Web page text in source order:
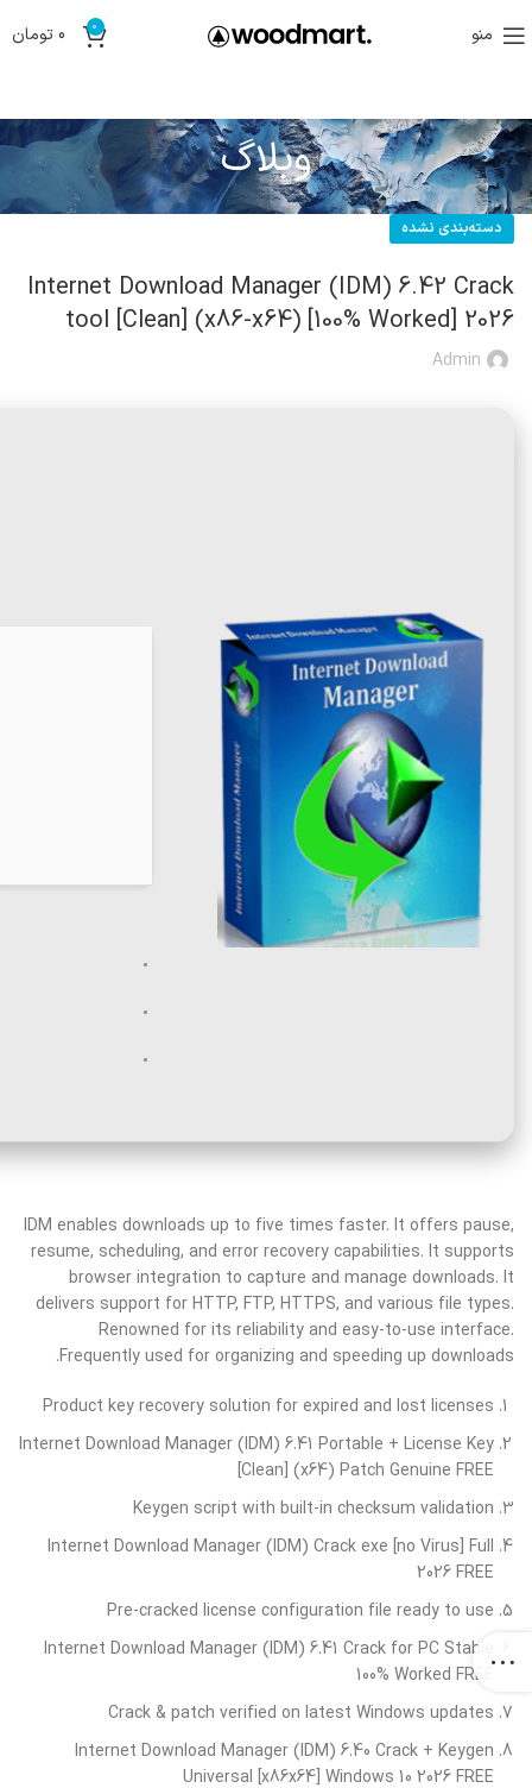
منو 0
0تومان
وبلاگ
دسته‌بندی نشده
Internet Download Manager (IDM) 6.42 Crack
tool [Clean] (x86-x64) [100% Worked] 2026
Admin
IDM enables downloads up to five times faster. It offers pause,
resume, scheduling, and error recovery capabilities. It supports
browser integration to capture and manage downloads. It
delivers support for HTTP, FTP, HTTPS, and various file types.
Renowned for its reliability and easy-to-use interface.
Frequently used for organizing and speeding up downloads.
Product key recovery solution for expired and lost licenses
Internet Download Manager (IDM) 6.41 Portable + License Key
[Clean] (x64) Patch Genuine FREE
Keygen script with built-in checksum validation
Internet Download Manager (IDM) Crack exe [no Virus] Full
2026 FREE
Pre-cracked license configuration file ready to use
Internet Download Manager (IDM) 6.41 Crack for PC Stable
100% Worked FREE
Crack & patch verified on latest Windows updates
Internet Download Manager (IDM) 6.40 Crack + Keygen
Universal [x86x64] Windows 10 2026 FREE